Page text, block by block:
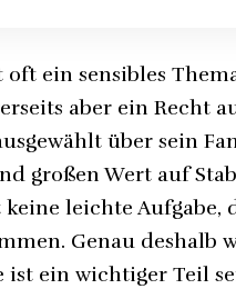
ein sensibles
aber ein Recht
über sein
großen Wert auf
leichte Aufgabe,
Genau deshalb
ist ein wichtiger Teil